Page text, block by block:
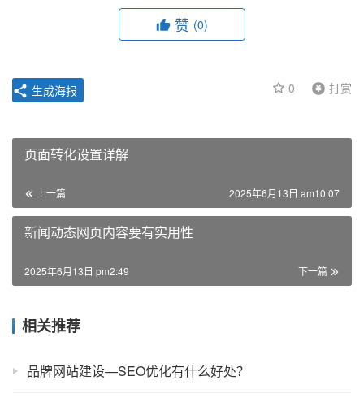
赞 (0)
0 打赏
生成海报
页面转化设置详解
上一篇 2025年6月13日 am10:07
新闻动态网页内容要有实用性
下一篇
2025年6月13日 pm2:49
相关推荐
品牌网站建设—SEO优化有什么好处？